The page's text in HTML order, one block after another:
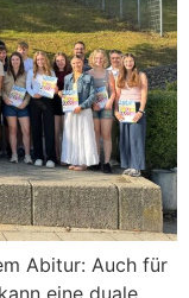
Abitur: Auch für
eine duale